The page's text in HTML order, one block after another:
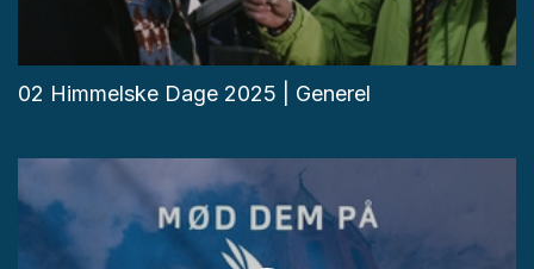
02 Himmelske Dage 2025 | Generel